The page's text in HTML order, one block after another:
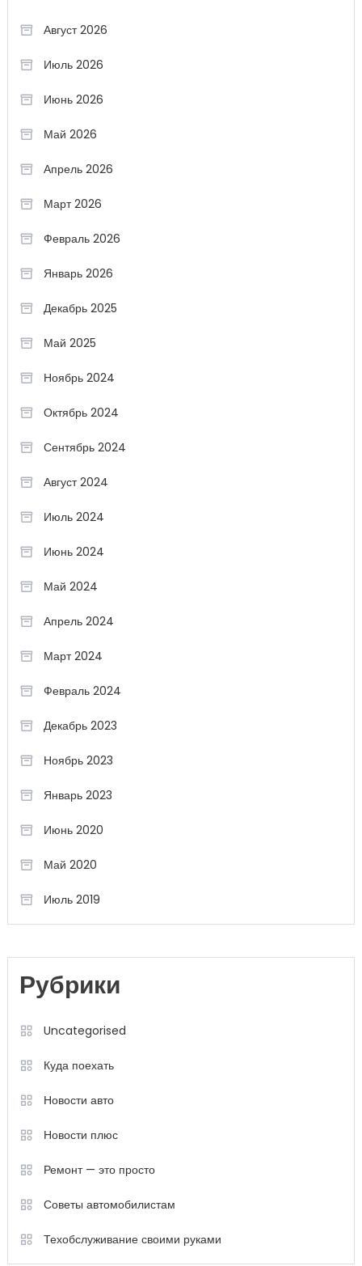
Август 2026
Июль 2026
Июнь 2026
Май 2026
Апрель 2026
Март 2026
Февраль 2026
Январь 2026
Декабрь 2025
Май 2025
Ноябрь 2024
Октябрь 2024
Сентябрь 2024
Август 2024
Июль 2024
Июнь 2024
Май 2024
Апрель 2024
Март 2024
Февраль 2024
Декабрь 2023
Ноябрь 2023
Январь 2023
Июнь 2020
Май 2020
Июль 2019
Рубрики
Uncategorised
Куда поехать
Новости авто
Новости плюс
Ремонт — это просто
Советы автомобилистам
Техобслуживание своими руками